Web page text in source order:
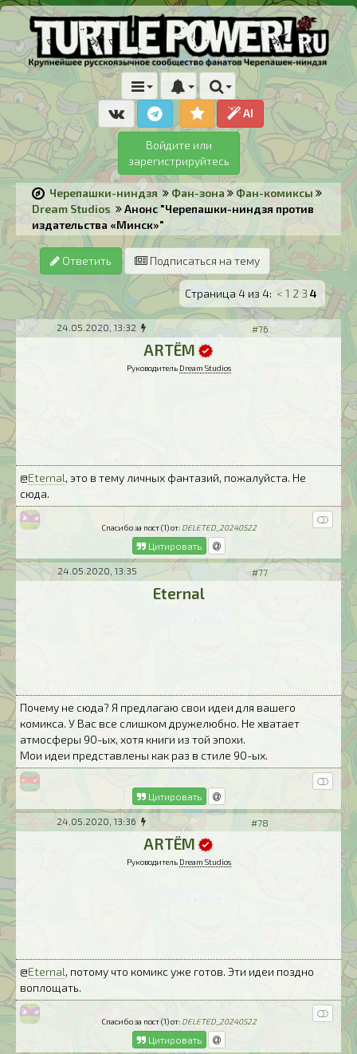
AI
Войдите или
зарегистрируйтесь
Черепашки-ниндзя Фан-зона
Фан-комиксы
Dream Studios
Анонс "Черепашки-ниндзя против
издательства «Минск»"
Ответить Подписаться на тему
Страница 4 из 4: < 1 2 3 4
24.05.2020, 13:32 #76
ARTЁM
Руководитель Dream Studios
@Eternal, это в тему личных фантазий, пожалуйста. Не
сюда.
Спасибо за пост (1) от: DELETED_20240522
Цитировать
24.05.2020, 13:35 #77
Eternal
Почему не сюда? Я предлагаю свои идеи для вашего
комикса. У Вас все слишком дружелюбно. Не хватает
атмосферы 90-ых, хотя книги из той эпохи.
Мои идеи представлены как раз в стиле 90-ых.
Цитировать
24.05.2020, 13:36 #78
ARTЁM
Руководитель Dream Studios
@Eternal, потому что комикс уже готов. Эти идеи поздно
воплощать.
Спасибо за пост (1) от: DELETED_20240522
Цитировать